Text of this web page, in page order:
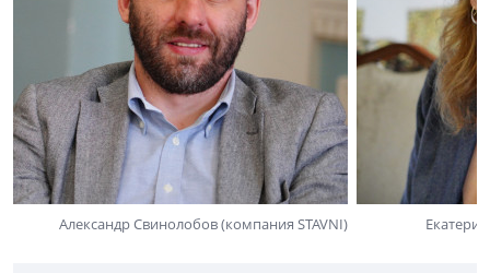
Александр Свинолобов (компания STAVNI)